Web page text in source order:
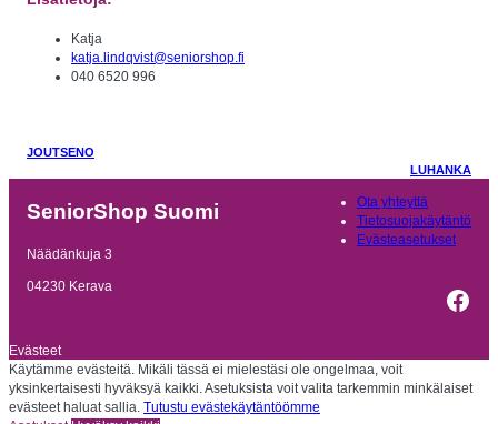
Katja
katja.lindqvist@seniorshop.fi
040 6520 996
JOUTSENO
LUHANKA
SeniorShop Suomi
Näädänkuja 3
04230 Kerava
Ota yhteyttä
Tietosuojakäytäntö
Evästeasetukset
Evästeet
Käytämme evästeitä. Mikäli tässä ei mielestäsi ole ongelmaa, voit
yksinkertaisesti hyväksyä kaikki. Asetuksista voit valita tarkemmin minkälaiset
evästeet haluat sallia. Tutustu evästekäytäntöömme